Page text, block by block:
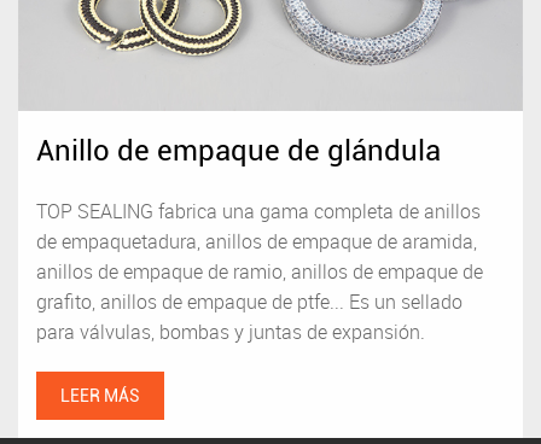
Anillo de empaque de glándula
TOP SEALING fabrica una gama completa de anillos
de empaquetadura, anillos de empaque de aramida,
anillos de empaque de ramio, anillos de empaque de
grafito, anillos de empaque de ptfe... Es un sellado
para válvulas, bombas y juntas de expansión.
LEER MÁS